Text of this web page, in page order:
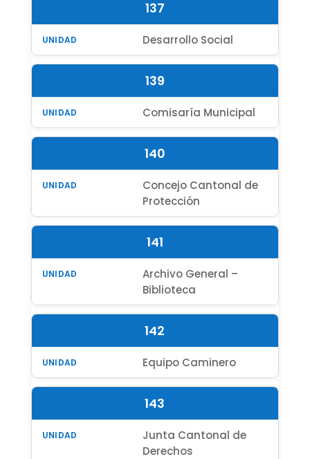
137
Desarrollo Social
139
Comisaría Municipal
140
Concejo Cantonal de
Protección
141
Archivo General –
Biblioteca
142
Equipo Caminero
143
Junta Cantonal de
Derechos